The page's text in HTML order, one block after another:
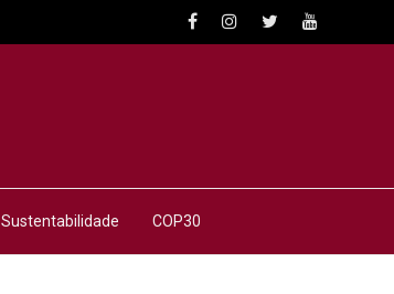
Sustentabilidade COP30